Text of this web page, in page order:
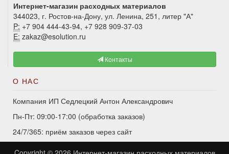
Интернет-магазин расходных материалов
344023, г. Ростов-на-Дону, ул. Ленина, 251, литер "А"
P: +7 904 444-43-94, +7 928 909-37-03
E: zakaz@esolution.ru
Контакты
О НАС
Компания ИП Седлецкий Антон Александрович
Пн-Пт: 09:00-17:00 (обработка заказов)
24/7/365: приём заказов через сайт